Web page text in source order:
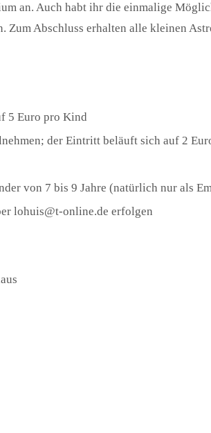
an. Auch habt ihr die einmalige
Zum Abschluss erhalten alle kleinen
5 Euro pro Kind
der Eintritt beläuft sich auf 2
von 7 bis 9 Jahre (natürlich nur als
lohuis@t-online.de erfolgen